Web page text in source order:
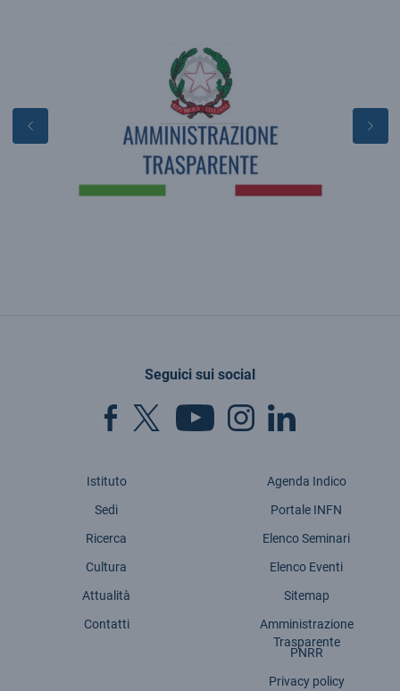
Seguici sui social
Istituto
Sedi
Ricerca
Cultura
Attualità
Contatti
Agenda Indico
Portale INFN
Elenco Seminari
Elenco Eventi
Sitemap
Amministrazione
Trasparente
PNRR
Privacy policy